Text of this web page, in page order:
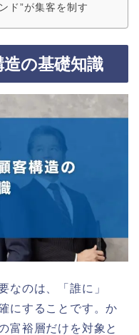
ド”が集客を制す
の基礎知識
なのは、「誰に」
にすることです。か
富裕層だけを対象と